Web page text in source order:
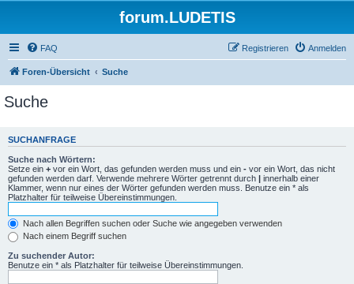
forum.LUDETIS
FAQ Anmelden
Registrieren
Foren-Übersicht Suche
Suche
SUCHANFRAGE
Suche nach Wörtern:
Setze ein + vor ein Wort, das gefunden werden muss und ein - vor ein Wort, das nicht
gefunden werden darf. Verwende mehrere Wörter getrennt durch | innerhalb einer
Klammer, wenn nur eines der Wörter gefunden werden muss. Benutze ein * als
Platzhalter für teilweise Übereinstimmungen.
Nach allen Begriffen suchen oder Suche wie angegeben verwenden
Nach einem Begriff suchen
Zu suchender Autor:
Benutze ein * als Platzhalter für teilweise Übereinstimmungen.